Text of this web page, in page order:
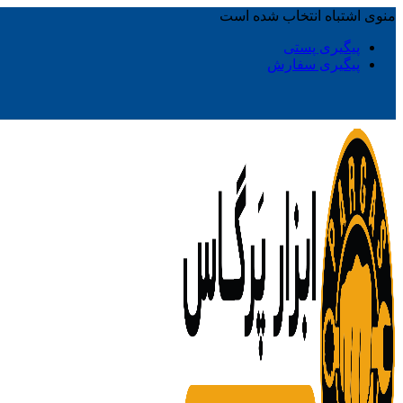
منوی اشتباه انتخاب شده است
پیگیری پستی
پیگیری سفارش